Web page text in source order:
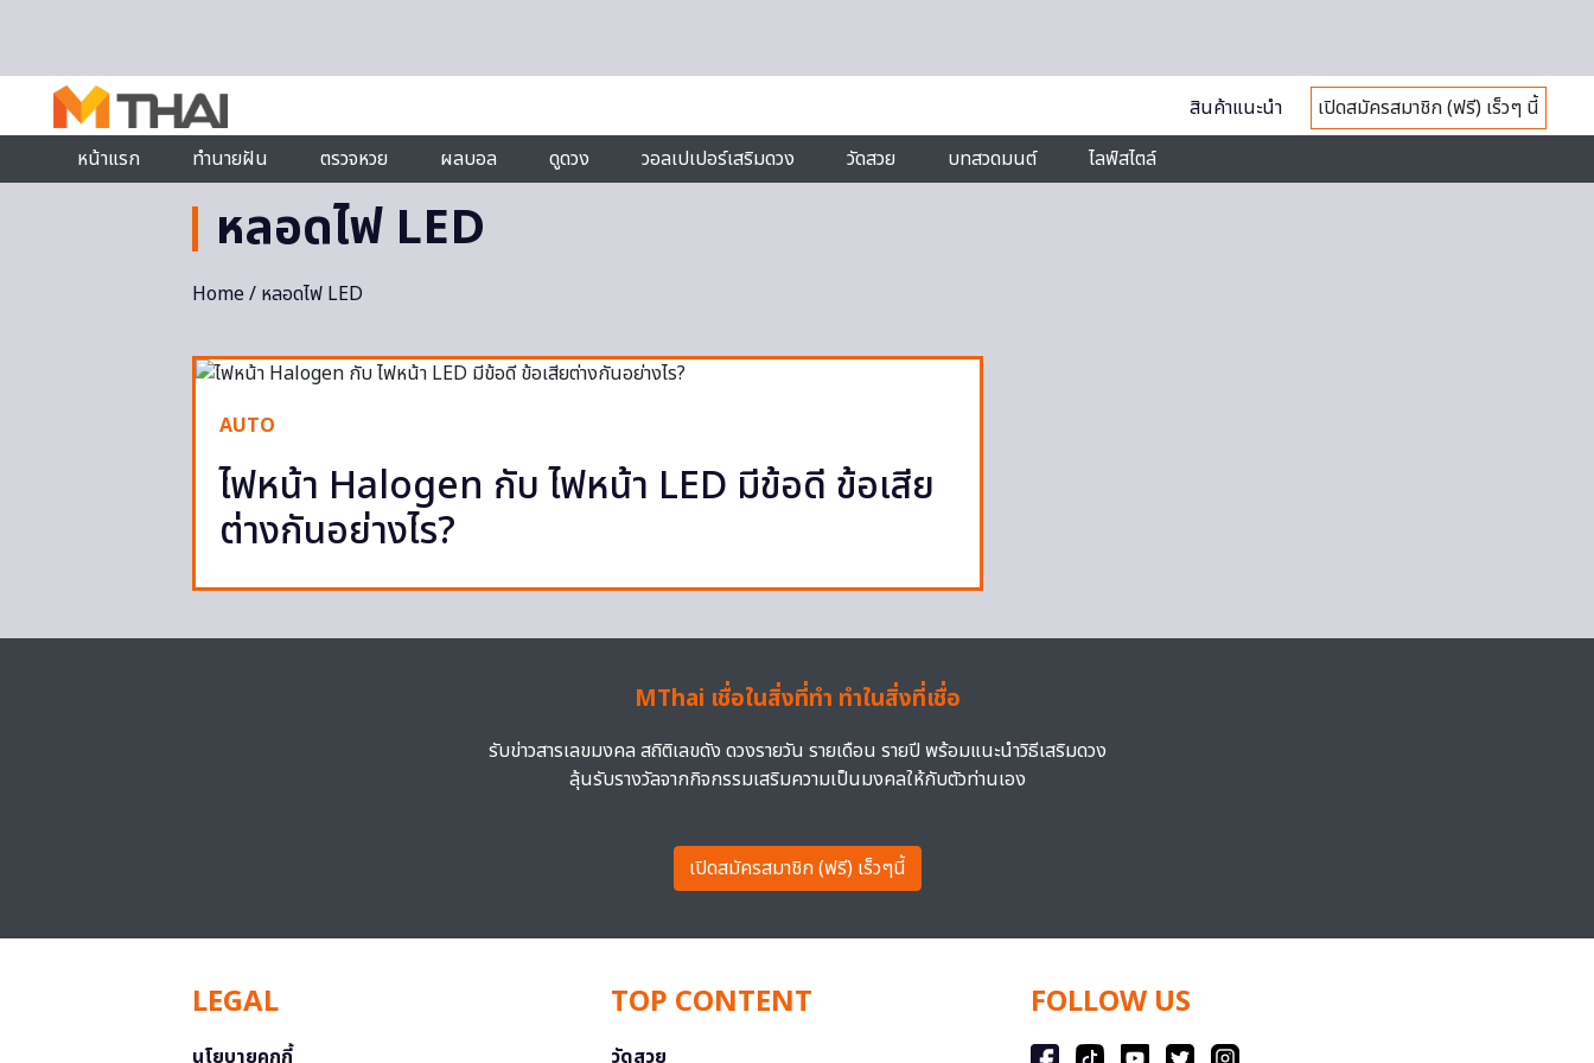
สินค้าแนะนำ
เปิดสมัครสมาชิก (ฟรี) เร็วๆ นี้
หน้าแรก
ทำนายฝัน ตรวจหวย ผลบอล ดูดวง วอลเปเปอร์เสริมดวง วัดสวย บทสวดมนต์ ไลฟ์สไตล์
หลอดไฟ LED
Home/ หลอดไฟ LED
AUTO
ไฟหน้า Halogen กับ ไฟหน้า LED มีข้อดี ข้อเสีย
ต่างกันอย่างไร?
MThai เชื่อในสิ่งที่ทำ ทำในสิ่งที่เชื่อ
รับข่าวสารเลขมงคล สถิติเลขดัง ดวงรายวัน รายเดือน รายปี พร้อมแนะนำวิธีเสริมดวง
ลุ้นรับรางวัลจากกิจกรรมเสริมความเป็นมงคลให้กับตัวท่านเอง
เปิดสมัครสมาชิก (ฟรี) เร็วๆนี้
LEGAL
นโยบายคุกกี้
TOP CONTENT
วัดสวย
FOLLOW US